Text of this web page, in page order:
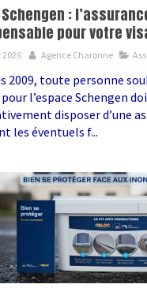
:
pour votre
2026 Agence Charonne
2009, toute personne
l’espace Schengen
disposer d’une
les éventuels f...